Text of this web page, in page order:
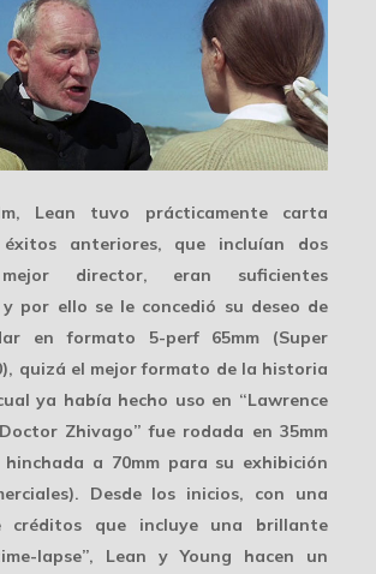
Lean tuvo prácticamente carta
éxitos anteriores, que incluían dos
director, eran suficientes
y por ello se le concedió su deseo de
en formato 5-perf 65mm (Super
quizá el mejor formato de la historia
ya había hecho uso en “Lawrence
Zhivago” fue rodada en 35mm
hinchada a 70mm para su exhibición
Desde los inicios, con una
créditos que incluye una brillante
lapse”, Lean y Young hacen un